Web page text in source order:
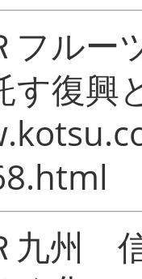
ルー
す復興
州 信